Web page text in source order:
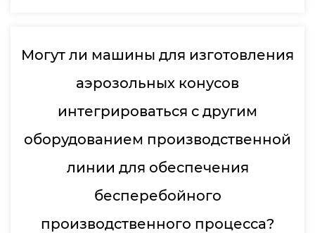
Могут ли машины для изготовления
аэрозольных конусов
интегрироваться с другим
оборудованием производственной
линии для обеспечения
бесперебойного
производственного процесса?